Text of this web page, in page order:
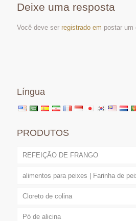
Deixe uma resposta
Você deve ser registrado em postar um
Língua
PRODUTOS
REFEIÇÃO DE FRANGO
alimentos para peixes | Farinha de
Cloreto de colina
Pó de alicina